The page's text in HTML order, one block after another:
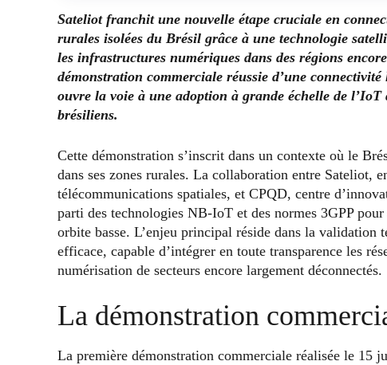
Sateliot franchit une nouvelle étape cruciale en
rurales isolées du Brésil grâce à une technologie
les infrastructures numériques dans des régions
démonstration commerciale réussie d’une
ouvre la voie à une adoption à grande échelle de l’IoT
brésiliens.
Cette démonstration s’inscrit dans un contexte où le
dans ses zones rurales. La collaboration entre Sateliot,
télécommunications spatiales, et CPQD, centre
parti des technologies NB-IoT et des normes 3GPP
orbite basse. L’enjeu principal réside dans la validation
efficace, capable d’intégrer en toute transparence les
numérisation de secteurs encore largement déconnectés.
La démonstration
La première démonstration commerciale réalisée le 15